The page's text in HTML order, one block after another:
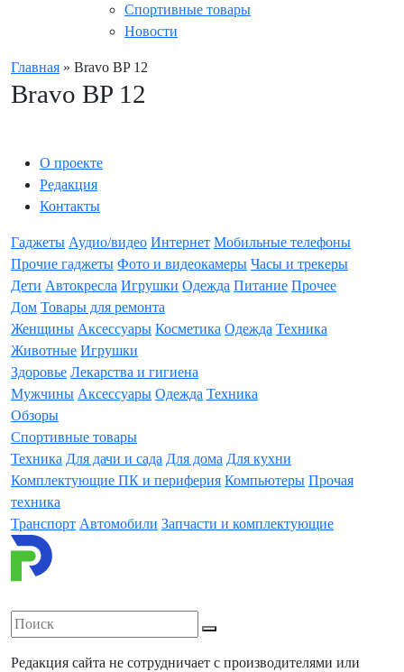
Спортивные товары
Новости
Главная » Bravo BP 12
Bravo BP 12
О проекте
Редакция
Контакты
Гаджеты Аудио/видео Интернет Мобильные телефоны
Прочие гаджеты Фото и видеокамеры Часы и трекеры
Дети Автокресла Игрушки Одежда Питание Прочее
Дом Товары для ремонта
Женщины Аксессуары Косметика Одежда Техника
Животные Игрушки
Здоровье Лекарства и гигиена
Мужчины Аксессуары Одежда Техника
Обзоры
Спортивные товары
Техника Для дачи и сада Для дома Для кухни
Комплектующие ПК и периферия Компьютеры Прочая
техника
Транспорт Автомобили Запчасти и комплектующие
Редакция сайта не сотрудничает с производителями или